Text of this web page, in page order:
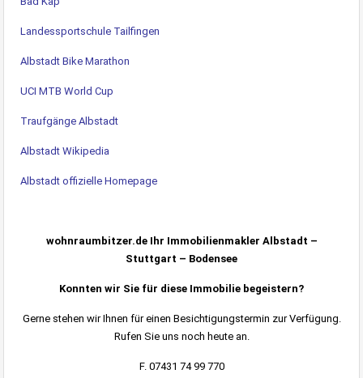
Landessportschule Tailfingen
Albstadt Bike Marathon
UCI MTB World Cup
Traufgänge Albstadt
Albstadt Wikipedia
Albstadt offizielle Homepage
wohnraumbitzer.de Ihr Immobilienmakler Albstadt –
Stuttgart – Bodensee
Konnten wir Sie für diese Immobilie begeistern?
Gerne stehen wir Ihnen für einen Besichtigungstermin zur Verfügung.
Rufen Sie uns noch heute an.
F. 07431 74 99 770